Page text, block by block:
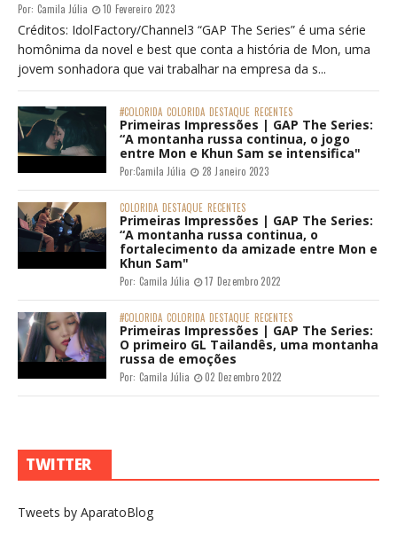
Por: Camila Júlia 10 Fevereiro 2023
Créditos: IdolFactory/Channel3 “GAP The Series” é uma série
homônima da novel e best que conta a história de Mon, uma
jovem sonhadora que vai trabalhar na empresa da s...
#COLORIDA COLORIDA DESTAQUE RECENTES
Primeiras Impressões | GAP The Series:
“A montanha russa continua, o jogo
entre Mon e Khun Sam se intensifica"
Por:Camila Júlia 28 Janeiro 2023
COLORIDA DESTAQUE RECENTES
Primeiras Impressões | GAP The Series:
“A montanha russa continua, o
fortalecimento da amizade entre Mon e
Khun Sam"
Por: Camila Júlia 17 Dezembro 2022
#COLORIDA COLORIDA DESTAQUE RECENTES
Primeiras Impressões | GAP The Series:
O primeiro GL Tailandês, uma montanha
russa de emoções
Por: Camila Júlia 02 Dezembro 2022
TWITTER
Tweets by AparatoBlog